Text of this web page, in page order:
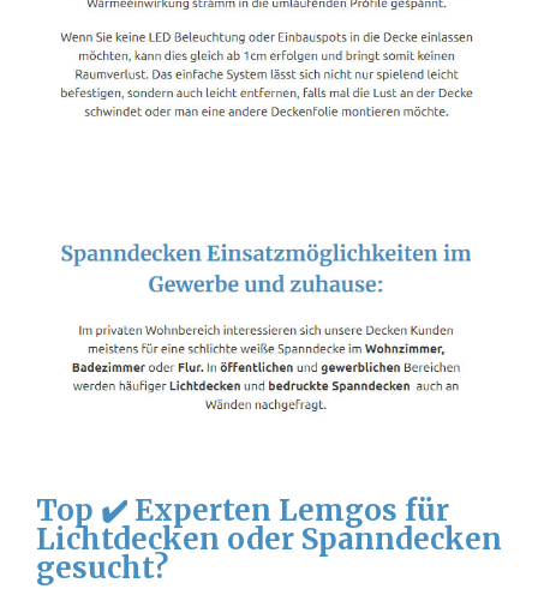
Top ✔️ Experten Lemgos für
Lichtdecken oder Spanndecken
gesucht?